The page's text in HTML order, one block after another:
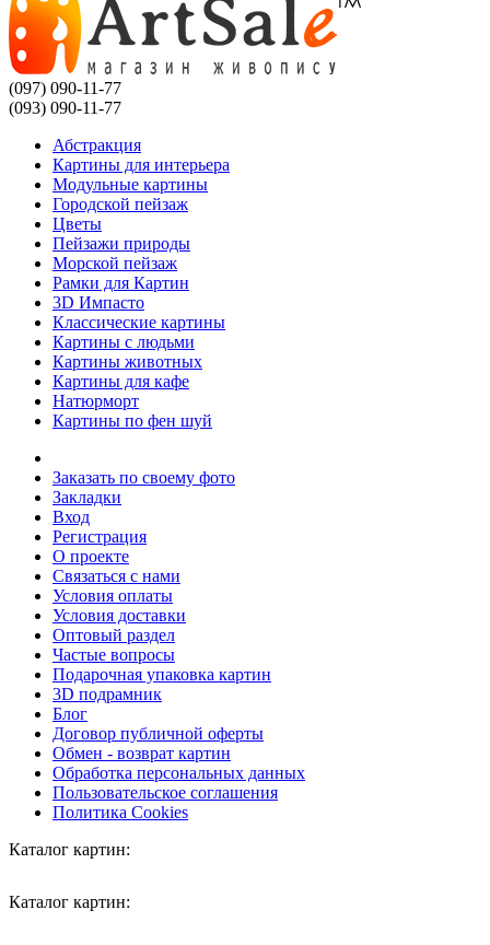
(097) 090-11-77
(093) 090-11-77
Абстракция
Картины для интерьера
Модульные картины
Городской пейзаж
Цветы
Пейзажи природы
Морской пейзаж
Рамки для Картин
3D Импасто
Классические картины
Картины с людьми
Картины животных
Картины для кафе
Натюрморт
Картины по фен шуй
Заказать по своему фото
Закладки
Вход
Регистрация
О проекте
Связаться с нами
Условия оплаты
Условия доставки
Оптовый раздел
Частые вопросы
Подарочная упаковка картин
3D подрамник
Блог
Договор публичной оферты
Обмен - возврат картин
Обработка персональных данных
Пользовательское соглашения
Политика Cookies
Каталог картин:
Каталог картин: